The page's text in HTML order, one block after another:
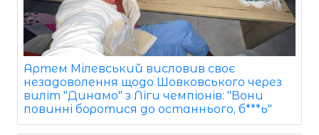
Артем Мілевський висловив своє
незадоволення щодо Шовковського через
виліт "Динамо" з Ліги чемпіонів: "Вони
повинні боротися до останнього, б***ь"